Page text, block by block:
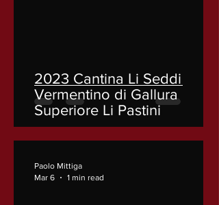
2023 Cantina Li Seddi
Vermentino di Gallura
Superiore Li Pastini
Paolo Mittiga
Mar 6
1 min read